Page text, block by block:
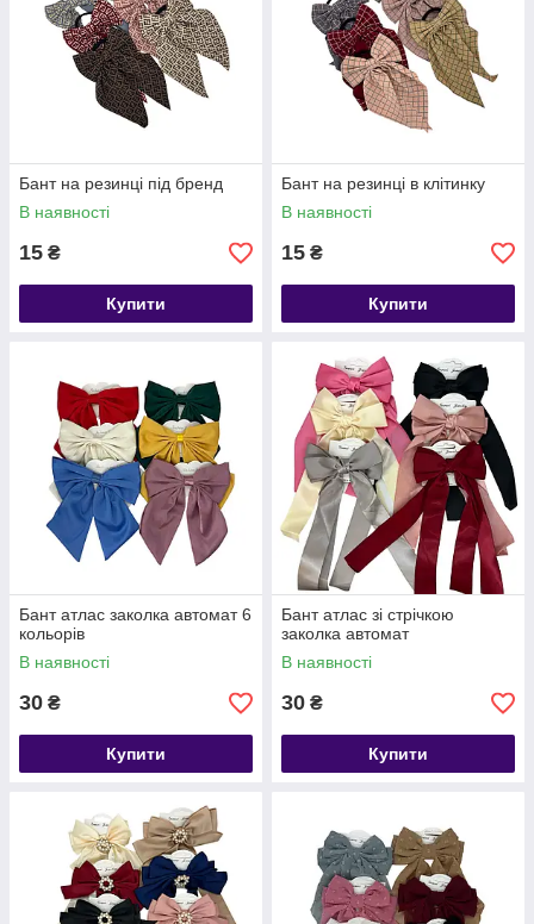
Бант на резинці під бренд
В наявності
15 ₴
Купити
Бант на резинці в клітинку
В наявності
15 ₴
Купити
Бант атлас заколка автомат 6
кольорів
В наявності
30 ₴
Купити
Бант атлас зі стрічкою
заколка автомат
В наявності
30 ₴
Купити